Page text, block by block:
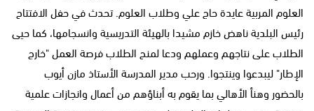
العلوم المربية عايدة حاج علي وطلاب العلوم. تحدث في حفل الافتتاح
رئيس البلدية ناهض خازم مشيدا بالهيئة التدريسية وانسجامها، كما حيى
الطلاب على نتاجهم وعملهم ودعا لمنح الطلاب فرصة العمل "خارج
الإطار" ليبدعوا وينتجوا. ورحب مدير المدرسة الأستاذ مازن أيوب
بالحضور وهنأ الأهالي بما يقوم به أبناؤهم من أعمال وانجازات علمية